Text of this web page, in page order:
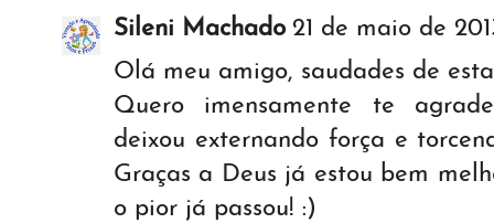
Sileni Machado 21 de maio de
Olá meu amigo, saudades de
Quero imensamente te
deixou externando força e
Graças a Deus já estou bem
o pior já passou! :)